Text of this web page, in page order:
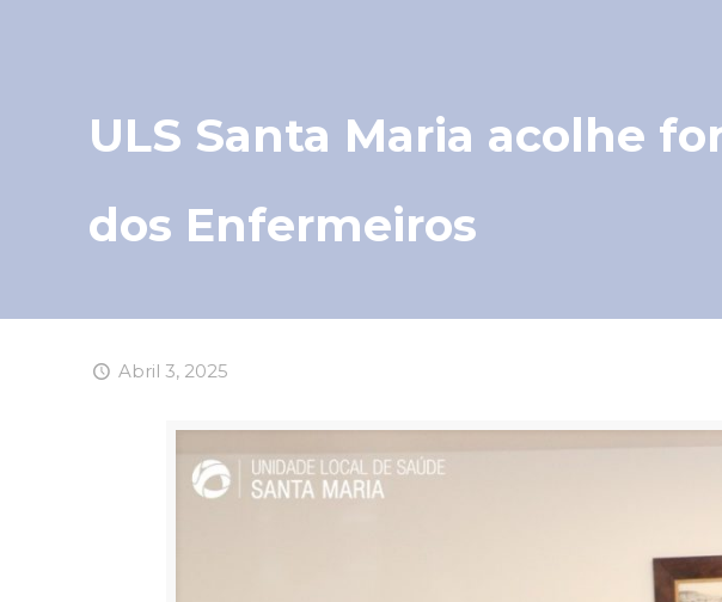
ULS Santa Maria acolhe
dos Enfermeiros
Abril 3, 2025